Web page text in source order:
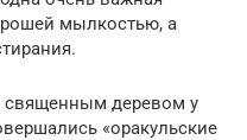
мылкостью, а
священным деревом у
«оракульские